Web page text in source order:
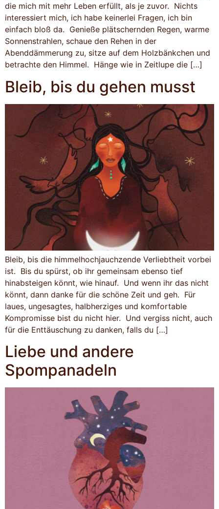
die mich mit mehr Leben erfüllt, als je zuvor. Nichts
interessiert mich, ich habe keinerlei Fragen, ich bin
einfach bloß da. Genieße plätschernden Regen, warme
Sonnenstrahlen, schaue den Rehen in der
Abenddämmerung zu, sitze auf dem Holzbänkchen und
betrachte den Himmel. Hänge wie in Zeitlupe die […]
Bleib, bis du gehen musst
Bleib, bis die himmelhochjauchzende Verliebtheit vorbei
ist. Bis du spürst, ob ihr gemeinsam ebenso tief
hinabsteigen könnt, wie hinauf. Und wenn ihr das nicht
könnt, dann danke für die schöne Zeit und geh. Für
laues, ungesagtes, halbherziges und komfortable
Kompromisse bist du nicht hier. Und vergiss nicht, auch
für die Enttäuschung zu danken, falls du […]
Liebe und andere
Spompanadeln